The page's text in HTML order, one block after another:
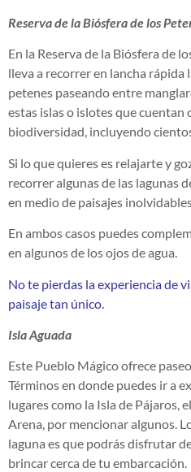
Reserva de la Biósfera de los
En la Reserva de la Biósfera de
lleva a recorrer en lancha rápida
petenes paseando entre
estas islas o islotes que cuentan
biodiversidad, incluyendo
Si lo que quieres es relajarte y
recorrer algunas de las lagunas
en medio de paisajes
En ambos casos puedes
en algunos de los ojos de agua.
No te pierdas la experiencia de
paisaje tan único.
Isla Aguada
Este Pueblo Mágico ofrece
Términos en donde puedes ir a
lugares como la Isla de Pájaros,
Arena, por mencionar algunos.
laguna es que podrás disfrutar
brincar cerca de tu embarcación.